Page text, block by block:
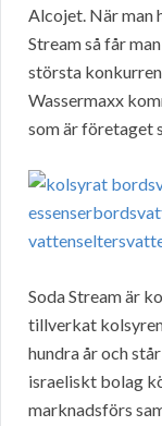
Alcojet. När man
Stream så får
största
Wassermaxx
som är företaget
Soda Stream är
tillverkat
hundra år och
israeliskt bolag
marknadsförs